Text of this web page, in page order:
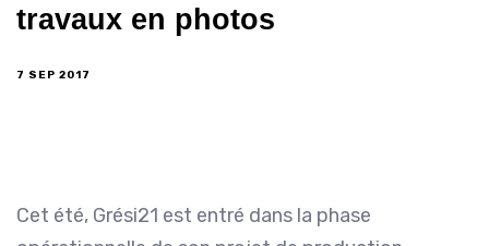
travaux en photos
7 SEP 2017
Cet été, Grési21 est entré dans la phase